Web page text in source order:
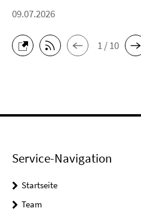
09.07.2026
1 / 10
Service-Navigation
Startseite
Team